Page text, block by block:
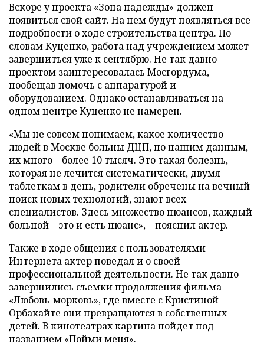
Вскоре у проекта «Зона надежды» должен
появиться свой сайт. На нем будут появляться все
подробности о ходе строительства центра. По
словам Куценко, работа над учреждением может
завершиться уже к сентябрю. Не так давно
проектом заинтересовалась Мосгордума,
пообещав помочь с аппаратурой и
оборудованием. Однако останавливаться на
одном центре Куценко не намерен.
«Мы не совсем понимаем, какое количество
людей в Москве больны ДЦП, по нашим данным,
их много – более 10 тысяч. Это такая болезнь,
которая не лечится систематически, двумя
таблеткам в день, родители обречены на вечный
поиск новых технологий, знают всех
специалистов. Здесь множество нюансов, каждый
больной – это и есть нюанс», – пояснил актер.
Также в ходе общения с пользователями
Интернета актер поведал и о своей
профессиональной деятельности. Не так давно
завершились съемки продолжения фильма
«Любовь-морковь», где вместе с Кристиной
Орбакайте они превращаются в собственных
детей. В кинотеатрах картина пойдет под
названием «Пойми меня».